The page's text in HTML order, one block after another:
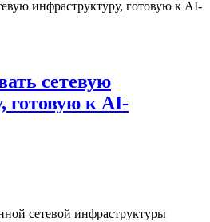
сетевую
готовую к AI-
сетевой инфраструктуры